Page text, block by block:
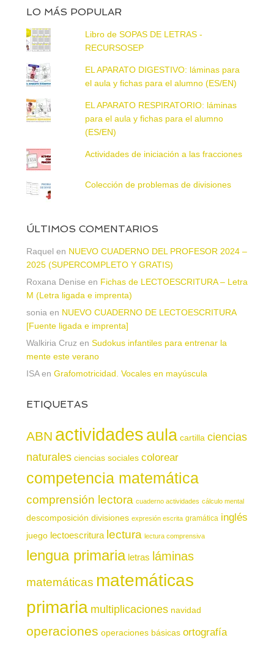
LO MÁS POPULAR
Libro de SOPAS DE LETRAS -
RECURSOSEP
EL APARATO DIGESTIVO: láminas para
el aula y fichas para el alumno (ES/EN)
EL APARATO RESPIRATORIO: láminas
para el aula y fichas para el alumno
(ES/EN)
Actividades de iniciación a las fracciones
Colección de problemas de divisiones
ÚLTIMOS COMENTARIOS
Raquel en NUEVO CUADERNO DEL PROFESOR 2024 –
2025 (SUPERCOMPLETO Y GRATIS)
Roxana Denise en Fichas de LECTOESCRITURA – Letra
M (Letra ligada e imprenta)
sonia en NUEVO CUADERNO DE LECTOESCRITURA
[Fuente ligada e imprenta]
Walkiria Cruz en Sudokus infantiles para entrenar la
mente este verano
ISAen Grafomotricidad. Vocales en mayúscula
ETIQUETAS
ABN actividadesaula cartilla ciencias
naturales ciencias sociales colorear
competencia matemática
comprensión lectora cuaderno actividades cálculo mental
descomposición divisiones expresión escrita gramática inglés
juego lectoescritura lectura lectura comprensiva
lengua primaria letras láminas
matemáticas matemáticas
primaria multiplicaciones navidad
operaciones operaciones básicas ortografía